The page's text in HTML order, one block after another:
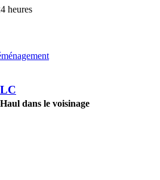
heures
dans le voisinage